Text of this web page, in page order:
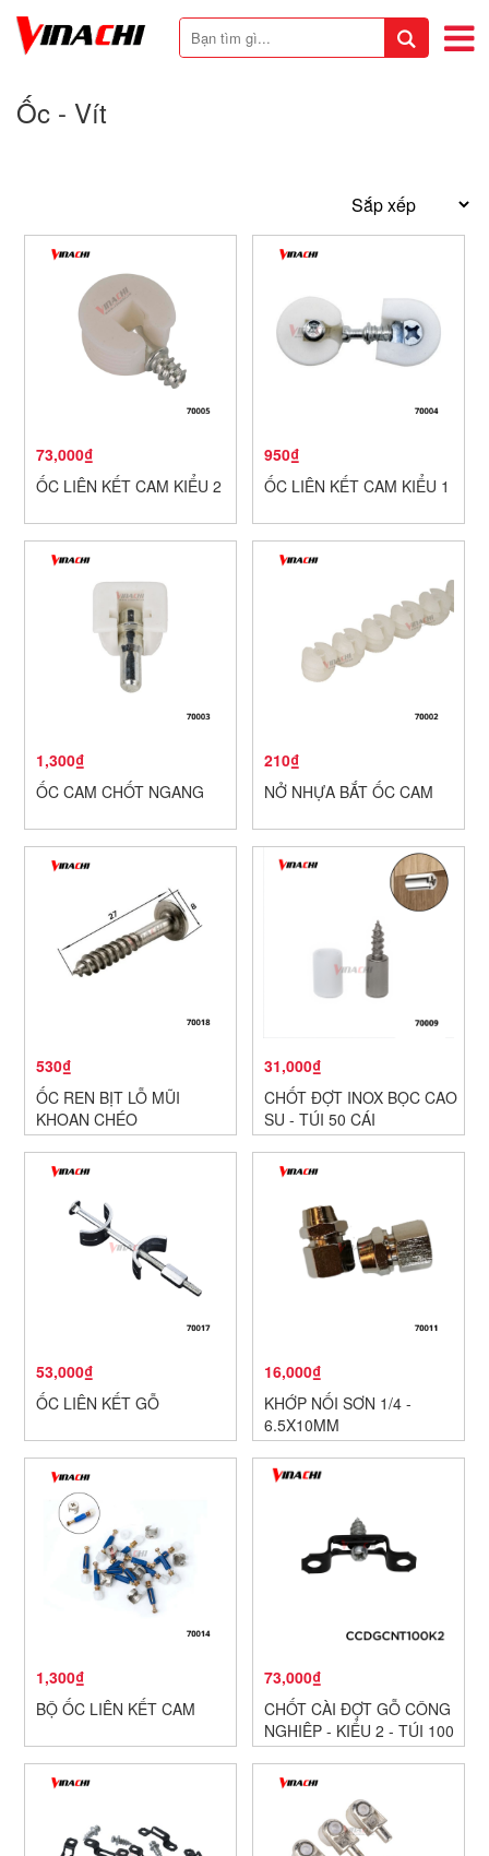
Ốc - Vít
73,000₫
ỐC LIÊN KẾT CAM KIỂU 2
950₫
ỐC LIÊN KẾT CAM KIỂU 1
1,300₫
ỐC CAM CHỐT NGANG
210₫
NỞ NHỰA BẮT ỐC CAM
530₫
ỐC REN BỊT LỖ MŨI
KHOAN CHÉO
31,000₫
CHỐT ĐỢT INOX BỌC CAO
SU - TÚI 50 CÁI
53,000₫
ỐC LIÊN KẾT GỖ
16,000₫
KHỚP NỐI SƠN 1/4 -
6.5X10MM
1,300₫
BỘ ỐC LIÊN KẾT CAM
73,000₫
CHỐT CÀI ĐỢT GỖ CÔNG
NGHIỆP - KIỂU 2 - TÚI 100
CÁI